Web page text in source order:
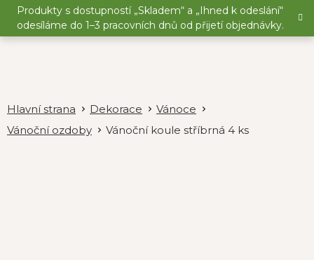
Přejít
obsah
Produkty s dostupností „Skladem“ a „Ihned k odeslání“
odesíláme do 1–3 pracovních dnů od přijetí objednávky.
Dekorace
Vánoce
Vánoční ozdoby
Vánoční koule stříbrná 4 ks